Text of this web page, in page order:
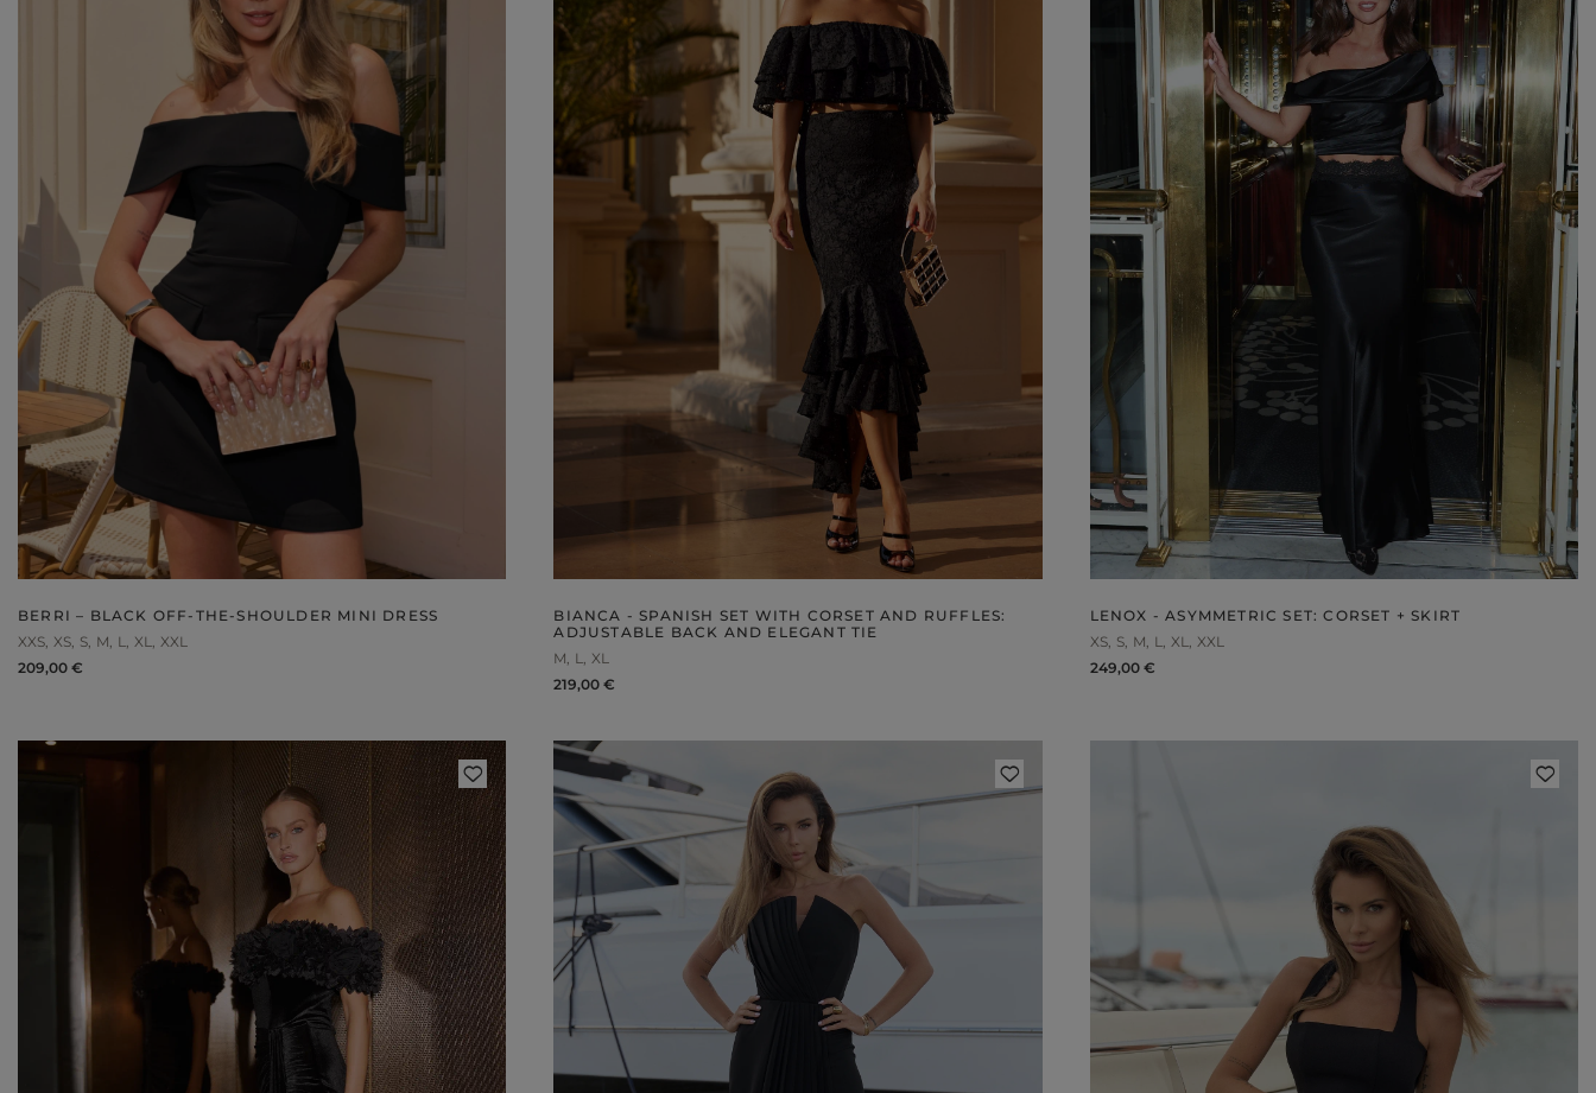
EVERY DAY
CHRISTENING
NEW YEAR'S EVE
VALENTINE'S DAY
ELEGANT
EVENING
PARTY
CASUAL
JEANS
COCTAIL
BOHO
LACE
FIT
FLARED
FORMAL
ASYMMETRICAL
KNITTED
WITH SEQUINS
MINI
MIDI
Neckline
ON THE BACK
AMERICAN
BOAT NECKLINE
WRAP NECKLINE
WITHOUT CLEAVAGE
ASYMMETRICAL
CARMEN
Color
BLACK
BEIGE
WHITE
ON SHOULDER STRAPS
Popular categories
FOR THE WEDDING
YELLOW
ORANGE
BROWN
IN FLOWERS
WITH TULLE
BERRI – BLACK OFF-THE-SHOULDER MINI DRESS
XXS XS S M L XL XXL
209,00 €
BIANCA - SPANISH SET WITH CORSET AND RUFFLES:
ADJUSTABLE BACK AND ELEGANT TIE
M L XL
219,00 €
LENOX - ASYMMETRIC SET: CORSET + SKIRT
XS S M L XL XXL
249,00 €